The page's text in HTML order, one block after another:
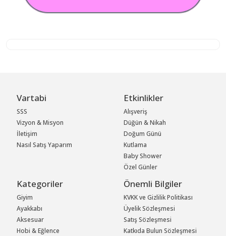
Vartabi
SSS
Vizyon & Misyon
İletişim
Nasıl Satış Yaparım
Etkinlikler
Alışveriş
Düğün & Nikah
Doğum Günü
Kutlama
Baby Shower
Özel Günler
Kategoriler
Giyim
Ayakkabı
Aksesuar
Hobi & Eğlence
Önemli Bilgiler
KVKK ve Gizlilik Politikası
Üyelik Sözleşmesi
Satış Sözleşmesi
Katkıda Bulun Sözleşmesi